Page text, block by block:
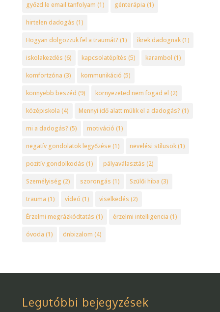
győzd le email tanfolyam (1) génterápia (1)
hirtelen dadogás (1)
Hogyan dolgozzuk fel a traumát? (1) ikrek dadognak(1)
iskolakezdés (6) kapcsolatépítés (5) karambol (1)
komfortzóna (3) kommunikáció (5)
könnyebb beszéd (9) környezeted nem fogad el (2)
középiskola (4) Mennyi idő alatt múlik el a dadogás? (1)
mi a dadogás? (5) motiváció (1)
negatív gondolatok legyőzése (1) nevelési stílusok(1)
pozitív gondolkodás (1) pályaválasztás (2)
Személyiség (2) szorongás (1) Szülői hiba (3)
trauma (1) videó (1) viselkedés (2)
Érzelmi megrázkódtatás (1) érzelmi intelligencia (1)
óvoda (1) önbizalom (4)
Legutóbbi bejegyzések